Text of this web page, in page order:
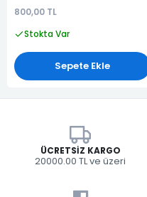
800,00 TL
Stokta Var
Sepete Ekle
ÜCRETSIZ KARGO
20000.00 TL ve üzeri